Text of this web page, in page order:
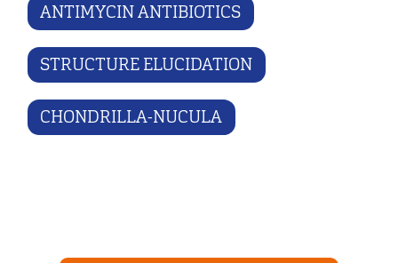
ANTIMYCIN ANTIBIOTICS
STRUCTURE ELUCIDATION
CHONDRILLA-NUCULA